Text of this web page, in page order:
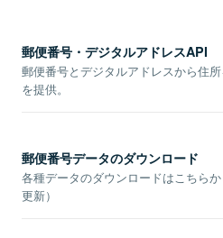
郵便番号・デジタルアドレスAPI
郵便番号とデジタルアドレスから住
を提供。
郵便番号データのダウンロード
各種データのダウンロードはこちら
更新）